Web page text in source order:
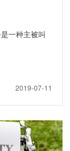
一种主被叫
2019-07-11